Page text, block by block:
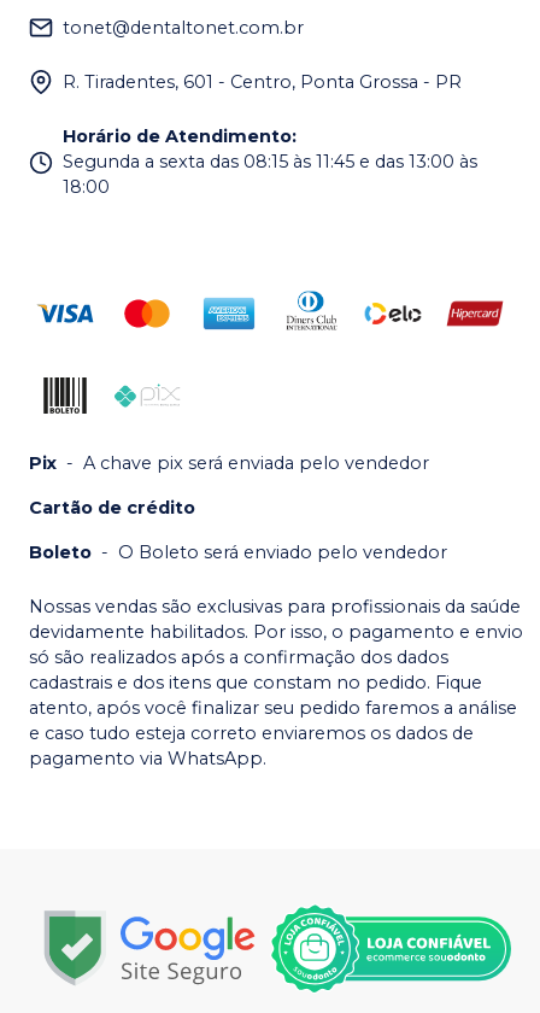
tonet@dentaltonet.com.br
R. Tiradentes, 601 - Centro, Ponta Grossa - PR
Horário de Atendimento:
Segunda a sexta das 08:15 às 11:45 e das 13:00 às
18:00
Pix - A chave pix será enviada pelo vendedor
Cartão de crédito
Boleto - O Boleto será enviado pelo vendedor
Nossas vendas são exclusivas para profissionais da saúde
devidamente habilitados. Por isso, o pagamento e envio
só são realizados após a confirmação dos dados
cadastrais e dos itens que constam no pedido. Fique
atento, após você finalizar seu pedido faremos a análise
e caso tudo esteja correto enviaremos os dados de
pagamento via WhatsApp.